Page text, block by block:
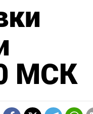
МСК